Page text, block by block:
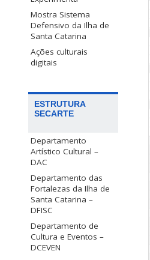
Mostra Sistema
Defensivo da Ilha de
Santa Catarina
Ações culturais
digitais
ESTRUTURA
SECARTE
Departamento
Artístico Cultural –
DAC
Departamento das
Fortalezas da Ilha de
Santa Catarina –
DFISC
Departamento de
Cultura e Eventos –
DCEVEN